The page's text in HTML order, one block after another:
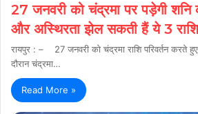
27 जनवरी को चंद्रमा पर पड़ेगी शनि
और अस्थिरता झेल सकती हैं ये 3
रायपुर : – 27 जनवरी को चंद्रमा राशि परिवर्तन करते
दौरान चंद्रमा…
Read More »